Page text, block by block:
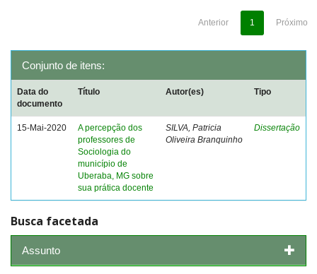
Anterior 1 Próximo
Conjunto de itens:
Data do
documento
Título Autor(es) Tipo
15-Mai-2020
A percepção dos
professores de
Sociologia do
município de
Uberaba, MG sobre
sua prática docente
SILVA, Patricia
Oliveira Branquinho
Dissertação
Busca facetada
Assunto